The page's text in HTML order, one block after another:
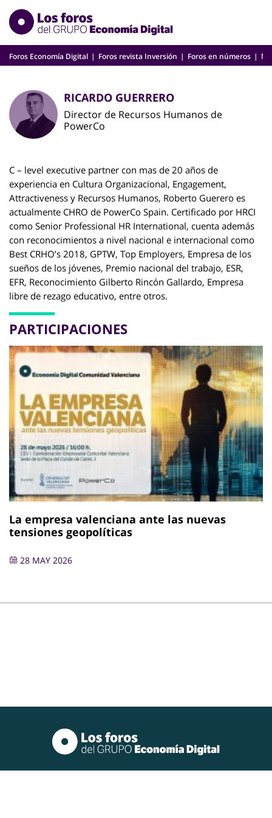
Skip
content
Foros Economía Digital Foros revista Inversión Foros en números
RICARDO GUERRERO
Director de Recursos Humanos de
PowerCo
C – level executive partner con mas de 20 años de
experiencia en Cultura Organizacional, Engagement,
Attractiveness y Recursos Humanos, Roberto Guerero es
actualmente CHRO de PowerCo Spain. Certificado por HRCI
como Senior Professional HR International, cuenta además
con reconocimientos a nivel nacional e internacional como
Best CRHO’s 2018, GPTW, Top Employers, Empresa de los
sueños de los jóvenes, Premio nacional del trabajo, ESR,
EFR, Reconocimiento Gilberto Rincón Gallardo, Empresa
libre de rezago educativo, entre otros.
PARTICIPACIONES
La empresa valenciana ante las nuevas
tensiones geopolíticas
28 MAY 2026